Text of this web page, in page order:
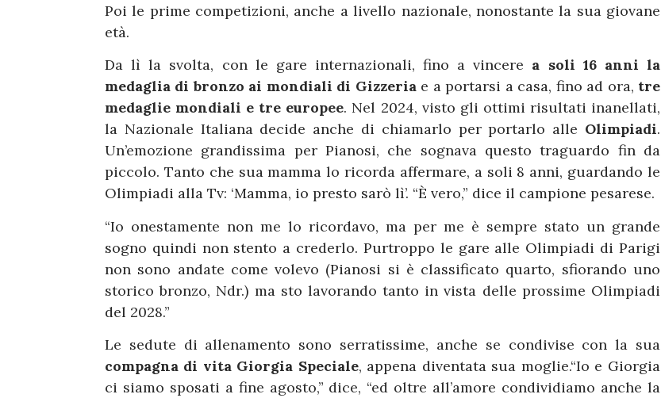
Poi le prime competizioni, anche a livello nazionale, nonostante la sua giovane
età.
Da lì la svolta, con le gare internazionali, fino a vincere a soli 16 anni la
medaglia di bronzo ai mondiali di Gizzeria e a portarsi a casa, fino ad ora, tre
medaglie mondiali e tre europee. Nel 2024, visto gli ottimi risultati inanellati,
la Nazionale Italiana decide anche di chiamarlo per portarlo alle Olimpiadi.
Un’emozione grandissima per Pianosi, che sognava questo traguardo fin da
piccolo. Tanto che sua mamma lo ricorda affermare, a soli 8 anni, guardando le
Olimpiadi alla Tv: ‘Mamma, io presto sarò lì’. “È vero,” dice il campione pesarese.
“Io onestamente non me lo ricordavo, ma per me è sempre stato un grande
sogno quindi non stento a crederlo. Purtroppo le gare alle Olimpiadi di Parigi
non sono andate come volevo (Pianosi si è classificato quarto, sfiorando uno
storico bronzo, Ndr.) ma sto lavorando tanto in vista delle prossime Olimpiadi
del 2028.”
Le sedute di allenamento sono serratissime, anche se condivise con la sua
compagna di vita Giorgia Speciale, appena diventata sua moglie.“Io e Giorgia
ci siamo sposati a fine agosto,” dice, “ed oltre all’amore condividiamo anche la